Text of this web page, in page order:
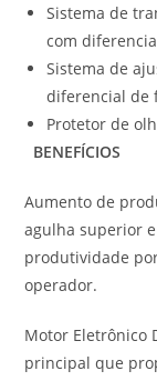
Sistema de
com
Sistema de
diferencial de
Protetor de
BENEFÍCIOS
Aumento de
agulha superior
produtividade
operador.
Motor Eletrônico
principal que